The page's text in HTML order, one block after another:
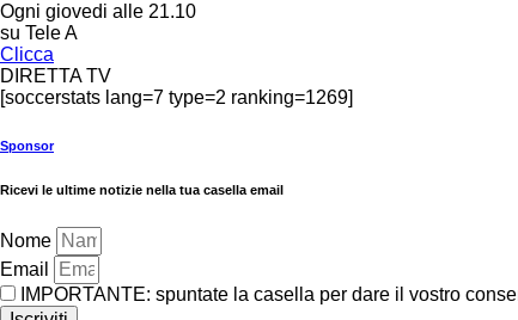
Ogni giovedi alle 21.10
su Tele A
Clicca
DIRETTA TV
[soccerstats lang=7 type=2 ranking=1269]
Sponsor
Ricevi le ultime notizie nella tua casella email
Nome
Email
IMPORTANTE: spuntate la casella per dare il vostro